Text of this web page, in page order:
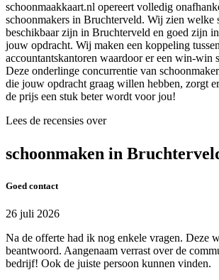
schoonmaakkaart.nl opereert volledig
schoonmakers in Bruchterveld. Wij zien welke
beschikbaar zijn in Bruchterveld en goed zijn
jouw opdracht. Wij maken een koppeling
accountantskantoren waardoor er een win-win
Deze onderlinge concurrentie van
die jouw opdracht graag willen hebben, zorgt
de prijs een stuk beter wordt voor jou!
Lees de recensies over
schoonmaken in
Goed contact
26 juli 2026
Na de offerte had ik nog enkele vragen. Deze
beantwoord. Aangenaam verrast over de
bedrijf! Ook de juiste persoon kunnen vinden.